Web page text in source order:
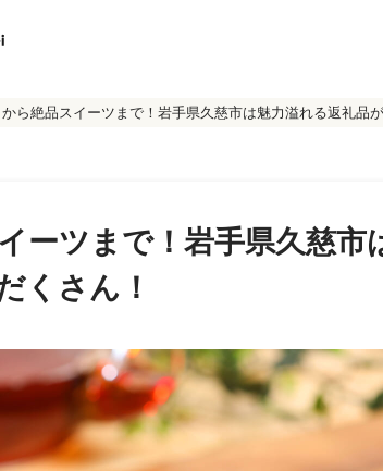
ら絶品スイーツまで！岩手県久慈市は魅力溢れる返礼品
ーツまで！岩手県久慈市
くさん！